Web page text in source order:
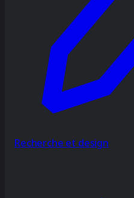
Recherche et design